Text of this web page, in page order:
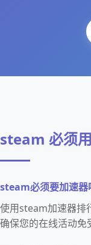
steam 必须
steam必须要加速器
使用steam加速器排
确保您的在线活动免